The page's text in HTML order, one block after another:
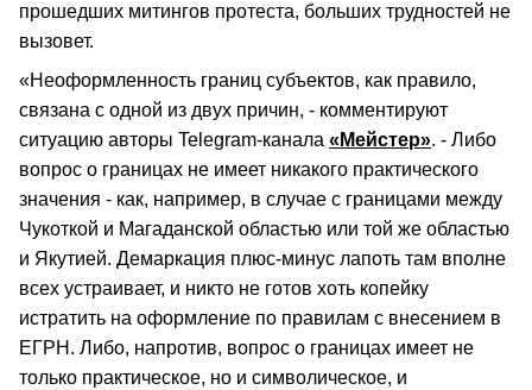
прошедших митингов протеста, больших трудностей не
вызовет.
«Неоформленность границ субъектов, как правило,
связана с одной из двух причин, - комментируют
ситуацию авторы Telegram-канала «Мейстер». - Либо
вопрос о границах не имеет никакого практического
значения - как, например, в случае с границами между
Чукоткой и Магаданской областью или той же областью
и Якутией. Демаркация плюс-минус лапоть там вполне
всех устраивает, и никто не готов хоть копейку
истратить на оформление по правилам с внесением в
ЕГРН. Либо, напротив, вопрос о границах имеет не
только практическое, но и символическое, и